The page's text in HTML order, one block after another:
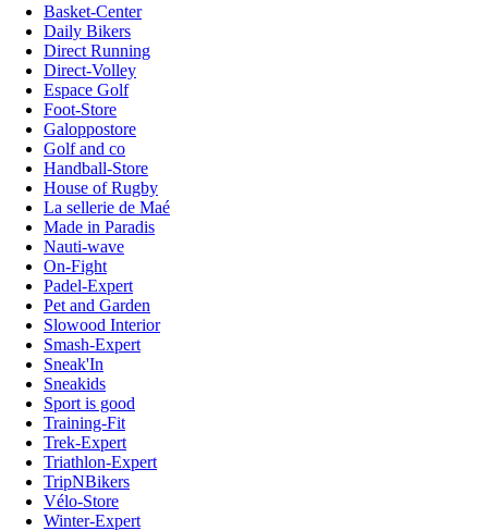
Basket-Center
Daily Bikers
Direct Running
Direct-Volley
Espace Golf
Foot-Store
Galoppostore
Golf and co
Handball-Store
House of Rugby
La sellerie de Maé
Made in Paradis
Nauti-wave
On-Fight
Padel-Expert
Pet and Garden
Slowood Interior
Smash-Expert
Sneak'In
Sneakids
Sport is good
Training-Fit
Trek-Expert
Triathlon-Expert
TripNBikers
Vélo-Store
Winter-Expert